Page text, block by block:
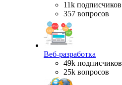
11k подписчиков
357 вопросов
Веб-разработка
49k подписчиков
25k вопросов